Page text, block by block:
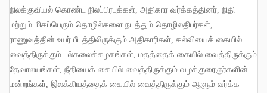
நிலக்குவியல் கொண்ட நிலப்பிரபுக்கள், அதிகார வர்க்கத்தினர், நிதி
மற்றும் மிகப்பெரும் தொழில்களை நடத்தும் தொழிலதிபர்கள்,
ராணுவத்தின் உயர் பீடத்திலிருக்கும் அதிகாரிகள், கல்வியைக் கையில்
வைத்திருக்கும் பல்கலைக்கழகங்கள், மதத்தைக் கையில் வைத்திருக்கும்
தேவாலயங்கள், நீதியைக் கையில் வைத்திருக்கும் வழக்குரைஞர்களின்
மன்றங்கள், இலக்கியத்தைக் கையில் வைத்திருக்கும் ஆளும் வர்க்க